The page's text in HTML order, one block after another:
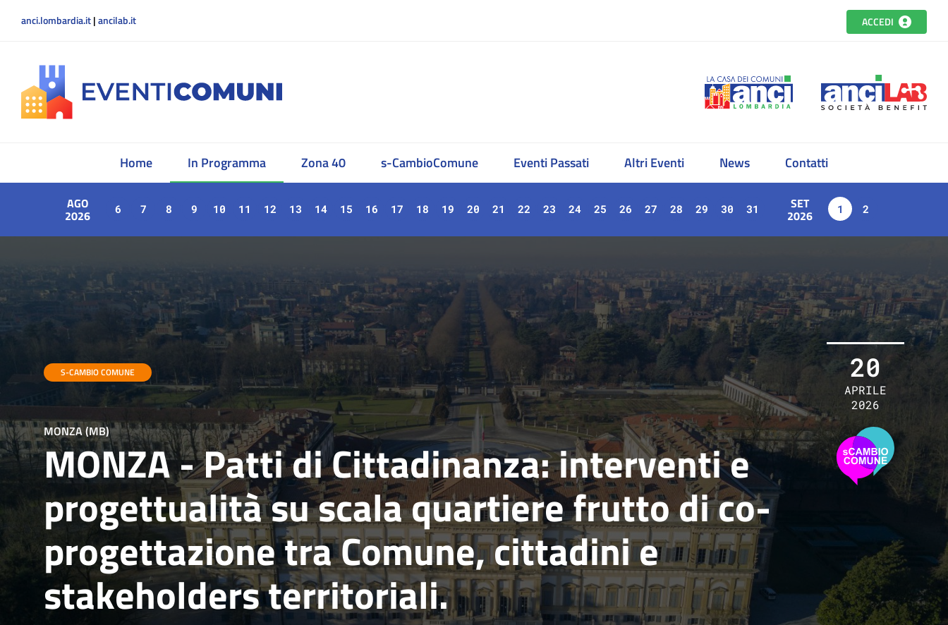
anci.lombardia.it|ancilab.it ACCEDI
Home In Programma Zona 40 s-CambioComune Eventi Passati Altri Eventi News Contatti
AGO
2026 6 7 8 9 10 11 12 13 14 15 16 17 18 19 20 21 22 23 24 25 26 27 28 29 30 31 SET
2026 1 2
S-CAMBIO COMUNE
MONZA (MB)
MONZA - Patti di Cittadinanza: interventi e
progettualità su scala quartiere frutto di co-
progettazione tra Comune, cittadini e
stakeholders territoriali.
20
APRILE
2026